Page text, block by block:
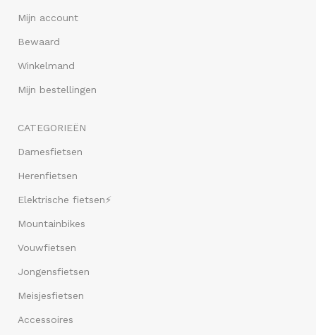
Mijn account
Bewaard
Winkelmand
Mijn bestellingen
CATEGORIEËN
Damesfietsen
Herenfietsen
Elektrische fietsen⚡
Mountainbikes
Vouwfietsen
Jongensfietsen
Meisjesfietsen
Accessoires